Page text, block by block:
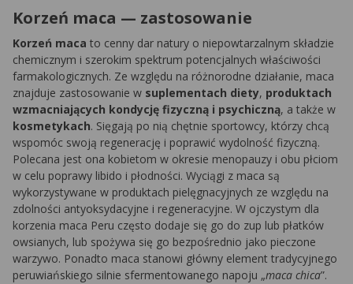
Korzeń maca — zastosowanie
Korzeń maca to cenny dar natury o niepowtarzalnym składzie
chemicznym i szerokim spektrum potencjalnych właściwości
farmakologicznych. Ze względu na różnorodne działanie, maca
znajduje zastosowanie w suplementach diety, produktach
wzmacniających kondycję fizyczną i psychiczną, a także w
kosmetykach. Sięgają po nią chętnie sportowcy, którzy chcą
wspomóc swoją regenerację i poprawić wydolność fizyczną.
Polecana jest ona kobietom w okresie menopauzy i obu płciom
w celu poprawy libido i płodności. Wyciągi z maca są
wykorzystywane w produktach pielęgnacyjnych ze względu na
zdolności antyoksydacyjne i regeneracyjne. W ojczystym dla
korzenia maca Peru często dodaje się go do zup lub płatków
owsianych, lub spożywa się go bezpośrednio jako pieczone
warzywo. Ponadto maca stanowi główny element tradycyjnego
peruwiańskiego silnie sfermentowanego napoju „maca chica”.